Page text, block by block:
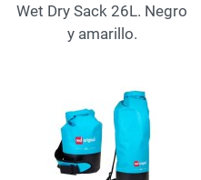
Wet Dry Sack 26L. Negro
y amarillo.